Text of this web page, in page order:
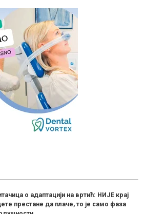
о адаптацији на вртић: НИЈЕ крај
престане да плаче, то је само фаза